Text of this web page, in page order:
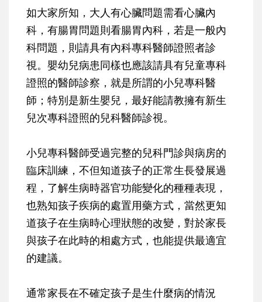
如大家所知，大人有心臟問題需看心臟內
科，有腸胃問題則看腸胃內科，若是一般內
科問題，則請具有內科專科醫師證照者診
視。嬰幼兒病患同樣也應該請具有兒童專科
證照的醫師診察，就是所謂的小兒專科醫
師；特別是新生嬰兒，最好能請教擁有新生
兒次專科證照的兒科醫師診視。
小兒專科醫師受過完整的兒科門診與病房的
臨床訓練，不但知道孩子的正常生長發展過
程，了解生病時器官功能變化的種種表現，
也熟知孩子疾病的處置用藥方式，當然更知
道孩子在生病時心理狀態的改變，對於家長
與孩子在此時的相處方式，也能提供最適宜
的建議。
通常家長在不確定孩子是生什麼病的情況